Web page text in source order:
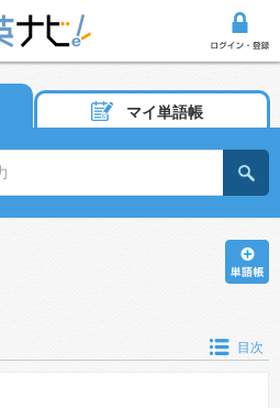
マイ単語帳
目次